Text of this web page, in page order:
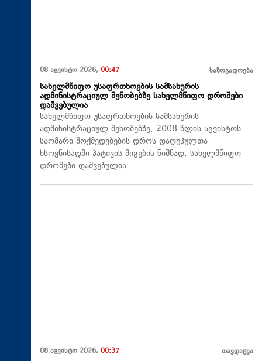
08 აგვისტო 2026, 00:47 საზოგადოება
სახელმწიფო უსაფრთხოების სამსახურის
ადმინისტრაციულ შენობებზე სახელმწიფო დროშები
დაშვებულია
სახელმწიფო უსაფრთხოების სამსახურის
ადმინისტრაციულ შენობებზე, 2008 წლის აგვისტოს
საომარი მოქმედებების დროს დაღუპულთა
ხსოვნისადმი პატივის მიგების ნიშნად, სახელმწიფო
დროშები დაშვებულია
08 აგვისტო 2026, 00:37 თავდაცვა